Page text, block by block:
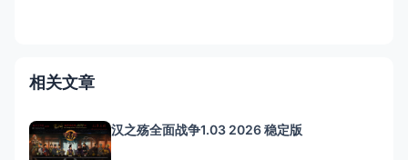
相关文章
汉之殇全面战争1.03 2026 稳定版